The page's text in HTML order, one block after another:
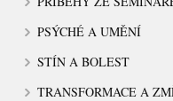
PSÝCHÉ A UMĚNÍ
STÍN A BOLEST
TRANSFORMACE A